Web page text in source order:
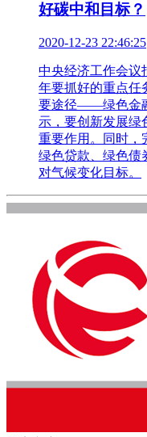
好碳中和目标？
2020-12-23 22:46:25
中央经济工作会议
年要抓好的重点任
要途径——绿色金
示，要创新发展绿
重要作用。同时，
绿色贷款、绿色债
对气候变化目标。